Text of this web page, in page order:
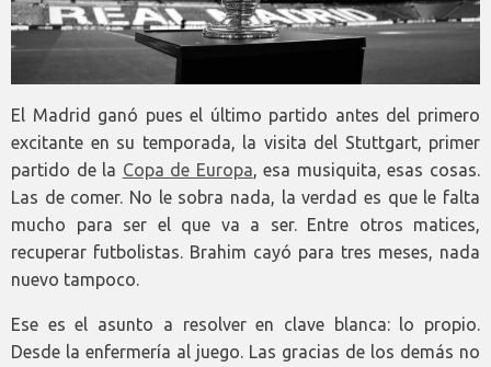
El Madrid ganó pues el último partido antes del primero
excitante en su temporada, la visita del Stuttgart, primer
partido de la Copa de Europa, esa musiquita, esas cosas.
Las de comer. No le sobra nada, la verdad es que le falta
mucho para ser el que va a ser. Entre otros matices,
recuperar futbolistas. Brahim cayó para tres meses, nada
nuevo tampoco.
Ese es el asunto a resolver en clave blanca: lo propio.
Desde la enfermería al juego. Las gracias de los demás no